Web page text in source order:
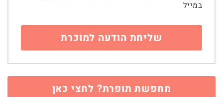
במייל
מחפשת תופרת? לחצי כאן